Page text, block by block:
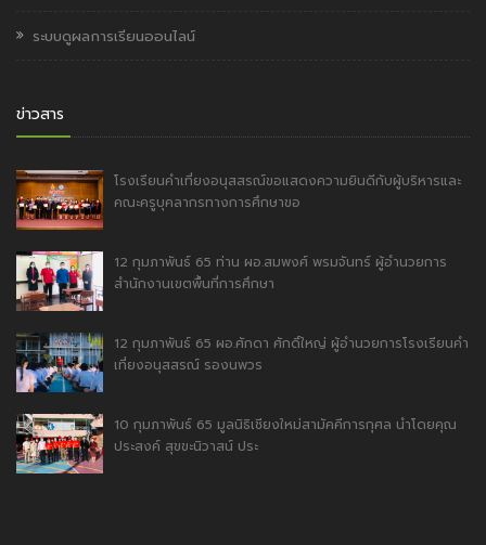
ระบบดูผลการเรียนออนไลน์
ข่าวสาร
โรงเรียนคำเที่ยงอนุสสรณ์ขอแสดงความยินดีกับผู้บริหารและ
คณะครูบุคลากรทางการศึกษาขอ
12 กุมภาพันธ์ 65 ท่าน ผอ.สมพงศ์ พรมจันทร์ ผู้อำนวยการ
สำนักงานเขตพื้นที่การศึกษา
12 กุมภาพันธ์ 65 ผอ.ศักดา ศักดิ์ใหญ่ ผู้อำนวยการโรงเรียนคำ
เที่ยงอนุสสรณ์ รองนพวร
10 กุมภาพันธ์ 65 มูลนิธิเชียงใหม่สามัคคีการกุศล นำโดยคุณ
ประสงค์ สุขขะนิวาสน์ ประ